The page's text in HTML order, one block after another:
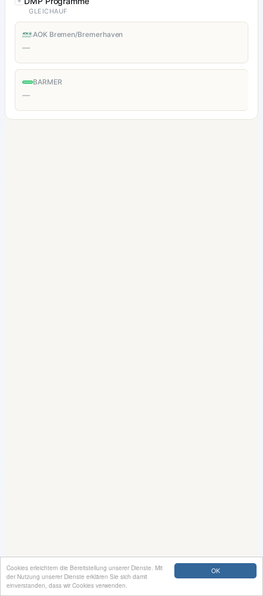
OK
Cookies erleichtern die Bereitstellung unserer Dienste. Mit
der Nutzung unserer Dienste erklären Sie sich damit
einverstanden, dass wir Cookies verwenden.
GLEICHAUF
AOK Bremen/Bremerhaven
—
BARMER
—